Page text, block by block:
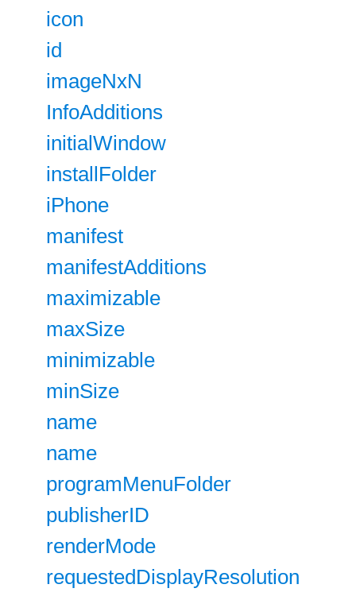
icon
id
imageNxN
InfoAdditions
initialWindow
installFolder
iPhone
manifest
manifestAdditions
maximizable
maxSize
minimizable
minSize
name
name
programMenuFolder
publisherID
renderMode
requestedDisplayResolution